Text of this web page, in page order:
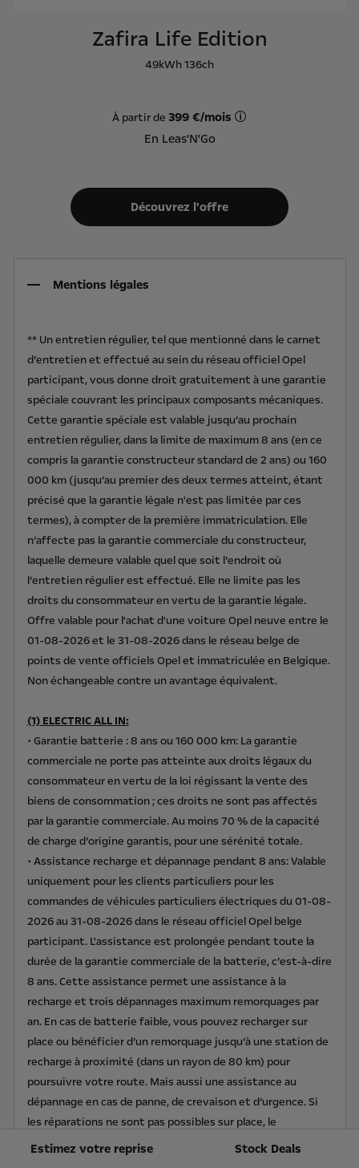
Estimez votre reprise Stock Deals
Zafira Life Edition
49kWh 136ch
À partir de 399 €/mois
En Leas'N'Go
Découvrez l'offre
Mentions légales
** Un entretien régulier, tel que mentionné dans le carnet
d’entretien et effectué au sein du réseau officiel Opel
participant, vous donne droit gratuitement à une garantie
spéciale couvrant les principaux composants mécaniques.
Cette garantie spéciale est valable jusqu’au prochain
entretien régulier, dans la limite de maximum 8 ans (en ce
compris la garantie constructeur standard de 2 ans) ou 160
000 km (jusqu’au premier des deux termes atteint, étant
précisé que la garantie légale n'est pas limitée par ces
termes), à compter de la première immatriculation. Elle
n’affecte pas la garantie commerciale du constructeur,
laquelle demeure valable quel que soit l’endroit où
l’entretien régulier est effectué. Elle ne limite pas les
droits du consommateur en vertu de la garantie légale.
Offre valable pour l'achat d'une voiture Opel neuve entre le
01-08-2026 et le 31-08-2026 dans le réseau belge de
points de vente officiels Opel et immatriculée en Belgique.
Non échangeable contre un avantage équivalent.
(1) ELECTRIC ALL IN:
• Garantie batterie : 8 ans ou 160 000 km: La garantie
commerciale ne porte pas atteinte aux droits légaux du
consommateur en vertu de la loi régissant la vente des
biens de consommation ; ces droits ne sont pas affectés
par la garantie commerciale. Au moins 70 % de la capacité
de charge d’origine garantis, pour une sérénité totale.
• Assistance recharge et dépannage pendant 8 ans: Valable
uniquement pour les clients particuliers pour les
commandes de véhicules particuliers électriques du 01-08-
2026 au 31-08-2026 dans le réseau officiel Opel belge
participant. L'assistance est prolongée pendant toute la
durée de la garantie commerciale de la batterie, c’est-à-dire
8 ans. Cette assistance permet une assistance à la
recharge et trois dépannages maximum remorquages par
an. En cas de batterie faible, vous pouvez recharger sur
place ou bénéficier d’un remorquage jusqu’à une station de
recharge à proximité (dans un rayon de 80 km) pour
poursuivre votre route. Mais aussi une assistance au
dépannage en cas de panne, de crevaison et d’urgence. Si
les réparations ne sont pas possibles sur place, le
remorquage jusqu’au réparateur Opel le plus proche est